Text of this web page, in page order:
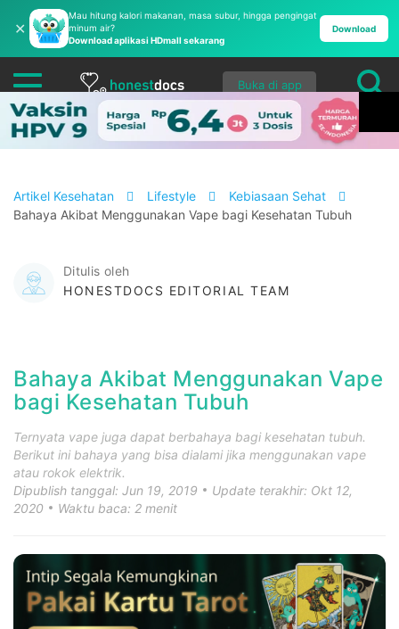
✕
Mau hitung kalori makanan, masa subur, hingga pengingat
minum air?
Download aplikasi HDmall sekarang
Download
Buka di app
Artikel Kesehatan Lifestyle
Kebiasaan Sehat
Bahaya Akibat Menggunakan Vape bagi Kesehatan Tubuh
Ditulis oleh
HONESTDOCS EDITORIAL TEAM
Bahaya Akibat Menggunakan Vape
bagi Kesehatan Tubuh
Ternyata vape juga dapat berbahaya bagi kesehatan tubuh.
Berikut ini bahaya yang bisa dialami jika menggunakan vape
atau rokok elektrik.
Dipublish tanggal: Jun 19, 2019
Update terakhir: Okt 12,
2020
Waktu baca: 2 menit